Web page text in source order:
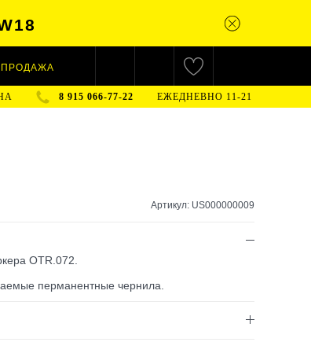
8 915 066-77-22 ЕЖЕДНЕВНО 11-21
Артикул: US000000009
OTR.072.
перманентные чернила.